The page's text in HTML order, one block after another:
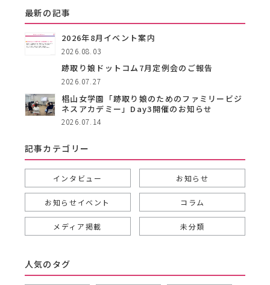
最新の記事
2026年8月イベント案内
2026.08.03
跡取り娘ドットコム7月定例会のご報告
2026.07.27
椙山女学園「跡取り娘のためのファミリービジ
ネスアカデミー」Day3開催のお知らせ
2026.07.14
記事カテゴリー
インタビュー お知らせ
お知らせイベント コラム
メディア掲載 未分類
人気のタグ